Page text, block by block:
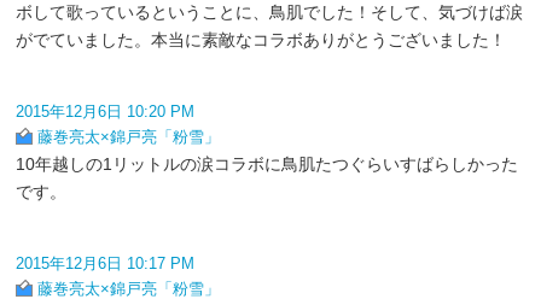
ボして歌っているということに、鳥肌でした！そして、気づけば涙
がでていました。本当に素敵なコラボありがとうございました！
2015年12月6日 10:20 PM
藤巻亮太×錦戸亮「粉雪」
10年越しの1リットルの涙コラボに鳥肌たつぐらいすばらしかった
です。
2015年12月6日 10:17 PM
藤巻亮太×錦戸亮「粉雪」